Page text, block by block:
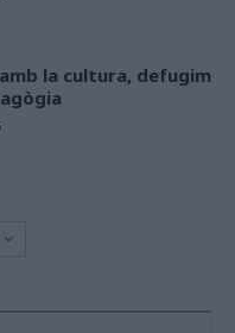
la cultura, defugim